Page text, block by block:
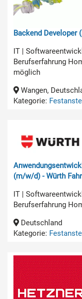
Backend Developer
IT |
Berufserfahrung
möglich
Wangen,
Kategorie:
(m/w/d) - Würth
IT |
Berufserfahrung
Deutschland
Kategorie: